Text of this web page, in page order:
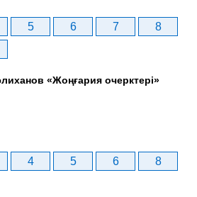
5 6 7
8
«Жоңғария очерктері»
4 5 6
8